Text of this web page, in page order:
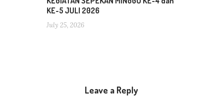
KE-5 JULI 2026
July 25, 2026
Leave a Reply